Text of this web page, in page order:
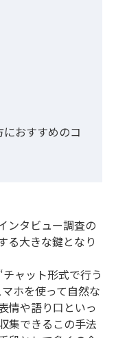
おすすめのコ
ンタビュー調査の
る大きな鍵となり
ャット形式で行う
ホを使って自然な
情や語り口といっ
集できるこの手法